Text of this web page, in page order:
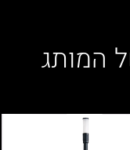
המותג